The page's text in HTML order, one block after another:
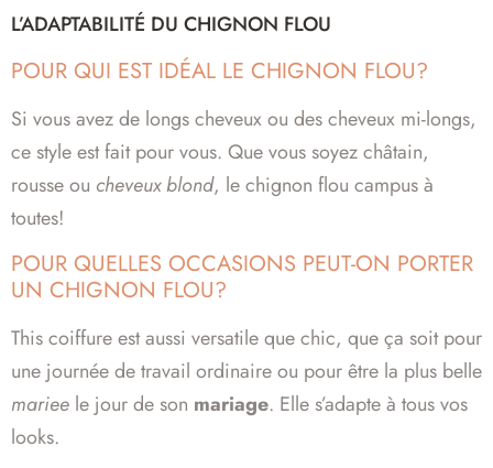
L’ADAPTABILITÉ DU CHIGNON FLOU
POUR QUI EST IDÉAL LE CHIGNON FLOU?
Si vous avez de longs cheveux ou des cheveux mi-longs,
ce style est fait pour vous. Que vous soyez châtain,
rousse ou cheveux blond, le chignon flou campus à
toutes!
POUR QUELLES OCCASIONS PEUT-ON PORTER
UN CHIGNON FLOU?
This coiffure est aussi versatile que chic, que ça soit pour
une journée de travail ordinaire ou pour être la plus belle
mariee le jour de son mariage. Elle s’adapte à tous vos
looks.